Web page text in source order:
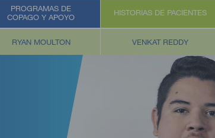
PROGRAMAS DE
COPAGO Y APOYO
HISTORIAS DE PACIENTES
RYAN MOULTON VENKAT REDDY